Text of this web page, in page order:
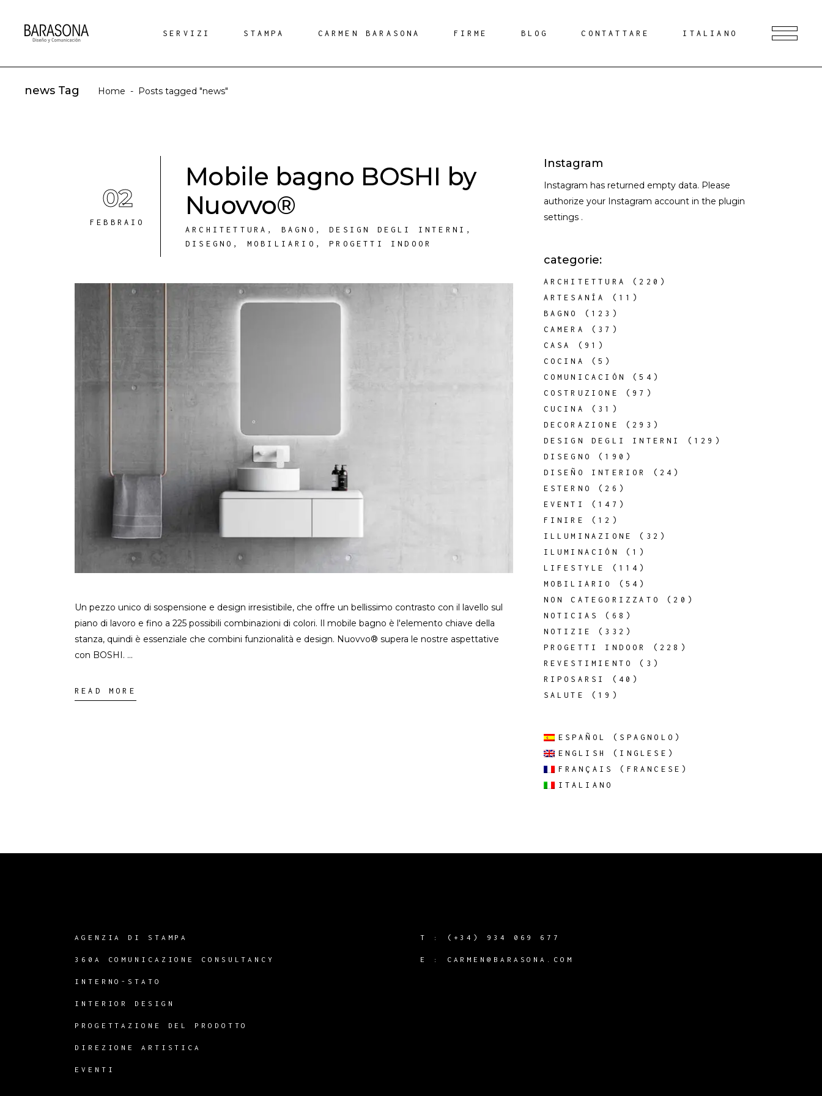
SERVIZI STAMPA CARMEN BARASONA FIRME BLOG CONTATTARE ITALIANO
news Tag Home - Posts tagged "news"
02
FEBBRAIO
Mobile bagno BOSHI by
Nuovvo®
ARCHITETTURA , BAGNO ,DESIGN DEGLI INTERNI ,
DISEGNO , MOBILIARIO ,PROGETTI INDOOR
Un pezzo unico di sospensione e design irresistibile, che offre un bellissimo contrasto con il lavello sul
piano di lavoro e fino a 225 possibili combinazioni di colori. Il mobile bagno è l'elemento chiave della
stanza, quindi è essenziale che combini funzionalità e design. Nuovvo® supera le nostre aspettative
con BOSHI.
READ MORE
Instagram
Instagram has returned empty data. Please
authorize your Instagram account in the plugin
settings .
categorie:
ARCHITETTURA
(220)
ARTESANÍA
(11)
BAGNO
(123)
CAMERA
(37)
CASA
(91)
COCINA
(5)
COMUNICACIÓN
(54)
COSTRUZIONE
(97)
CUCINA
(31)
DECORAZIONE
(293)
DESIGN DEGLI INTERNI
(129)
DISEGNO
(190)
DISEÑO INTERIOR
(24)
ESTERNO
(26)
EVENTI
(147)
FINIRE
(12)
ILLUMINAZIONE
(32)
ILUMINACIÓN
(1)
LIFESTYLE
(114)
MOBILIARIO
(54)
NON CATEGORIZZATO
(20)
NOTICIAS
(68)
NOTIZIE
(332)
PROGETTI INDOOR
(228)
REVESTIMIENTO
(3)
RIPOSARSI
(40)
SALUTE
(19)
ESPAÑOL ( SPAGNOLO )
ENGLISH
( INGLESE )
FRANÇAIS
( FRANCESE )
ITALIANO
AGENZIA DI STAMPA
360A COMUNICAZIONE CONSULTANCY
INTERNO-STATO
INTERIOR DESIGN
PROGETTAZIONE DEL PRODOTTO
DIREZIONE ARTISTICA
EVENTI
T : (+34) 934 069 677
E : CARMEN@BARASONA.COM